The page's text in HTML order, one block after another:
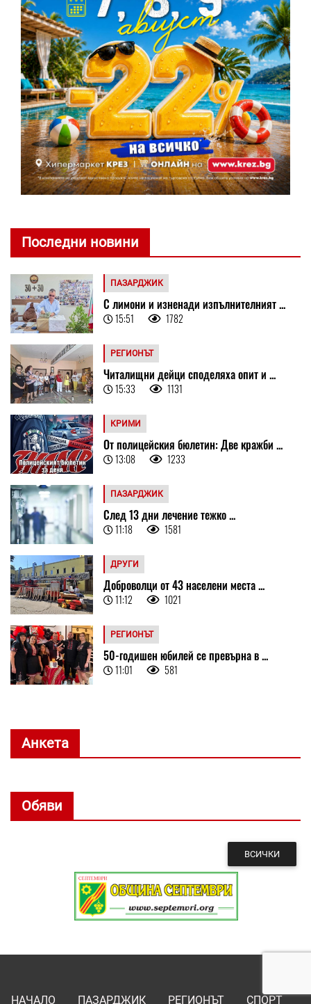
Последни новини
ПАЗАРДЖИК
С лимони и изненади изпълнителният ...
15:51 1782
РЕГИОНЪТ
Читалищни дейци споделяха опит и ...
15:33 1131
КРИМИ
От полицейския бюлетин: Две кражби ...
13:08 1233
ПАЗАРДЖИК
След 13 дни лечение тежко ...
11:18 1581
ДРУГИ
Доброволци от 43 населени места ...
11:12 1021
РЕГИОНЪТ
50-годишен юбилей се превърна в ...
11:01 581
Анкета
Обяви
ВСИЧКИ
НАЧАЛО ПАЗАРДЖИК РЕГИОНЪТ СПОРТ